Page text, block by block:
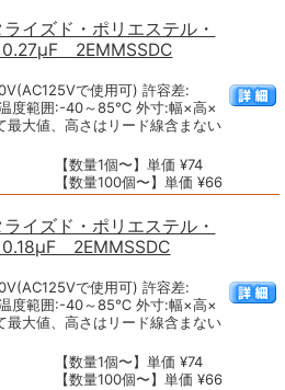
イズド・ポリエステル・
0.27μF 2EMMSSDC
で使用可) 許容差:
度範囲:-40～85℃ 外寸:幅×高×
最大値、高さはリード線含まない
【数量1個〜】単価 ¥74
【数量100個〜】単価 ¥66
イズド・ポリエステル・
0.18μF 2EMMSSDC
で使用可) 許容差:
度範囲:-40～85℃ 外寸:幅×高×
最大値、高さはリード線含まない
【数量1個〜】単価 ¥74
【数量100個〜】単価 ¥66